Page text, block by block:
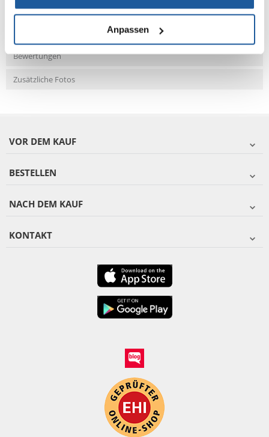
Anpassen
Bewertungen
Zusätzliche Fotos
VOR DEM KAUF
BESTELLEN
NACH DEM KAUF
KONTAKT